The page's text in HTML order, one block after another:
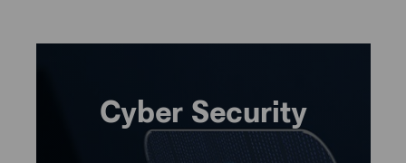
Cyber Security